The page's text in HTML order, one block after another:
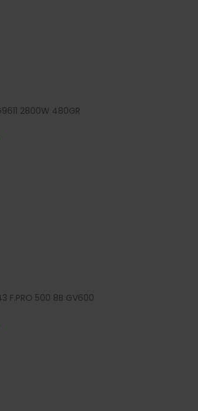
2800W 480GR
F.PRO 500 8B GV600